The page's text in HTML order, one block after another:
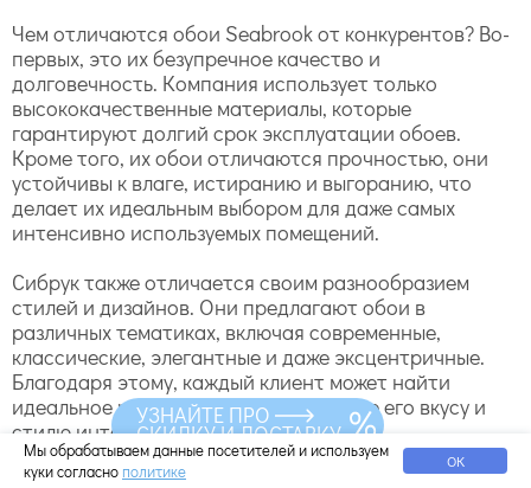
Чем отличаются обои Seabrook от конкурентов? Во-
первых, это их безупречное качество и
долговечность. Компания использует только
высококачественные материалы, которые
гарантируют долгий срок эксплуатации обоев.
Кроме того, их обои отличаются прочностью, они
устойчивы к влаге, истиранию и выгоранию, что
делает их идеальным выбором для даже самых
интенсивно используемых помещений.
Сибрук также отличается своим разнообразием
стилей и дизайнов. Они предлагают обои в
различных тематиках, включая современные,
классические, элегантные и даже эксцентричные.
Благодаря этому, каждый клиент может найти
идеальное решение, соответствующее его вкусу и
стилю интерьера.
Обои подходят для разных типов помещений. Будь
Мы обрабатываем данные посетителей и используем
куки согласно политике ОК
УЗНАЙТЕ ПРО
СКИДКУ И ДОСТАВКУ